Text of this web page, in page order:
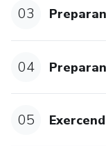
03
04
05